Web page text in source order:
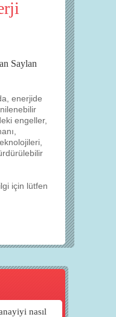
Saylan
enerjide
engeller,
için lütfen
nasıl